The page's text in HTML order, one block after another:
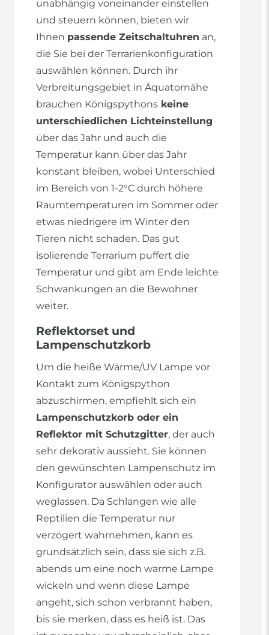
unabhängig voneinander einstellen
und steuern können, bieten wir
Ihnen passende Zeitschaltuhren an,
die Sie bei der Terrarienkonfiguration
auswählen können. Durch ihr
Verbreitungsgebiet in Äquatornähe
brauchen Königspythons keine
unterschiedlichen Lichteinstellung
über das Jahr und auch die
Temperatur kann über das Jahr
konstant bleiben, wobei Unterschied
im Bereich von 1-2°C durch höhere
Raumtemperaturen im Sommer oder
etwas niedrigere im Winter den
Tieren nicht schaden. Das gut
isolierende Terrarium puffert die
Temperatur und gibt am Ende leichte
Schwankungen an die Bewohner
weiter.
Reflektorset und
Lampenschutzkorb
Um die heiße Wärme/UV Lampe vor
Kontakt zum Königspython
abzuschirmen, empfiehlt sich ein
Lampenschutzkorb oder ein
Reflektor mit Schutzgitter, der auch
sehr dekorativ aussieht. Sie können
den gewünschten Lampenschutz im
Konfigurator auswählen oder auch
weglassen. Da Schlangen wie alle
Reptilien die Temperatur nur
verzögert wahrnehmen, kann es
grundsätzlich sein, dass sie sich z.B.
abends um eine noch warme Lampe
wickeln und wenn diese Lampe
angeht, sich schon verbrannt haben,
bis sie merken, dass es heiß ist. Das